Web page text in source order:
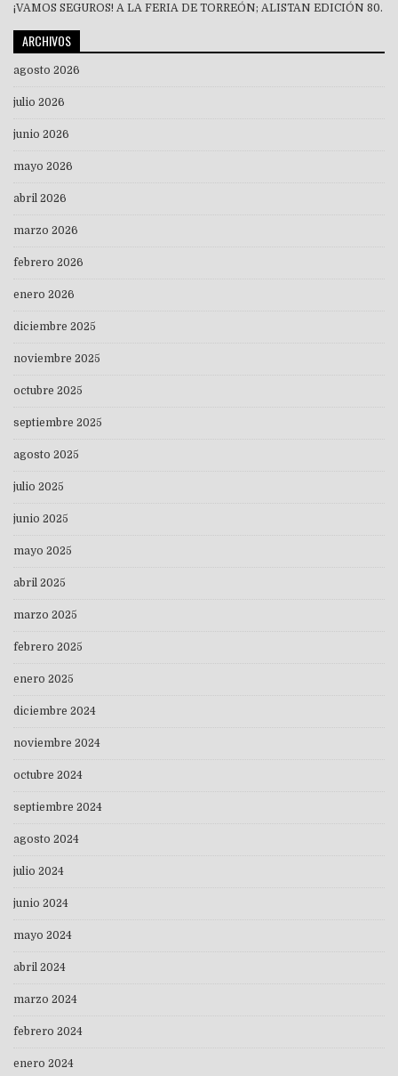
¡VAMOS SEGUROS! A LA FERIA DE TORREÓN; ALISTAN EDICIÓN 80.
ARCHIVOS
agosto 2026
julio 2026
junio 2026
mayo 2026
abril 2026
marzo 2026
febrero 2026
enero 2026
diciembre 2025
noviembre 2025
octubre 2025
septiembre 2025
agosto 2025
julio 2025
junio 2025
mayo 2025
abril 2025
marzo 2025
febrero 2025
enero 2025
diciembre 2024
noviembre 2024
octubre 2024
septiembre 2024
agosto 2024
julio 2024
junio 2024
mayo 2024
abril 2024
marzo 2024
febrero 2024
enero 2024